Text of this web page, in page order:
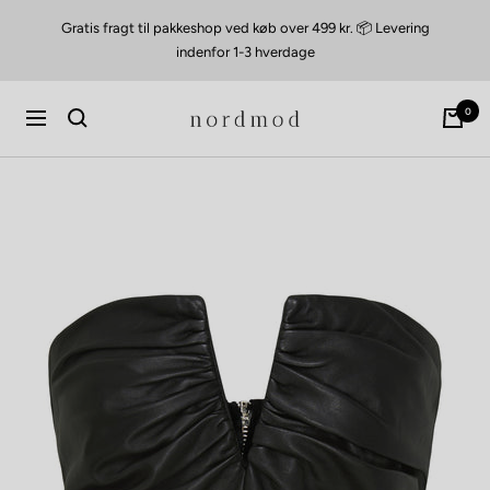
Gratis fragt til pakkeshop ved køb over 499 kr. 📦 Levering
indenfor 1-3 hverdage
Navigation nordmod 0